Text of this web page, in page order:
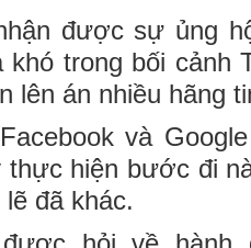
được sự ủng
trong bối cảnh
lên án nhiều hãng
và
thực hiện bước đi
đã khác.